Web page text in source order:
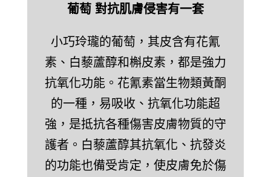
葡萄 對抗肌膚侵害有一套
小巧玲瓏的葡萄，其皮含有花氰
素、白藜蘆醇和槲皮素，都是強力
抗氧化功能。花氰素當生物類黃酮
的一種，易吸收、抗氧化功能超
強，是抵抗各種傷害皮膚物質的守
護者。白藜蘆醇其抗氧化、抗發炎
的功能也備受肯定，使皮膚免於傷